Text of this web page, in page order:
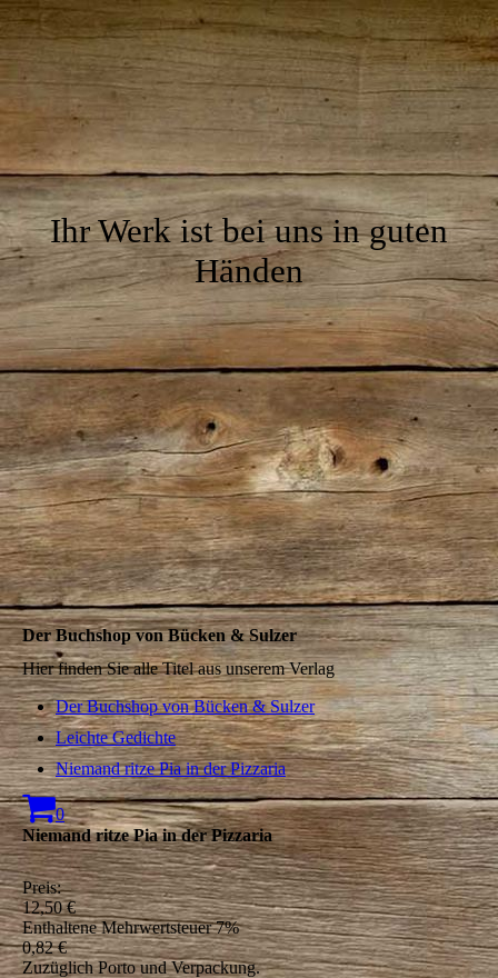
Ihr Werk ist bei uns in guten
Händen
Der Buchshop von Bücken & Sulzer
Hier finden Sie alle Titel aus unserem Verlag
Der Buchshop von Bücken & Sulzer
Leichte Gedichte
Niemand ritze Pia in der Pizzaria
0
Niemand ritze Pia in der Pizzaria
Preis:
12,50 €
Enthaltene Mehrwertsteuer 7%
0,82 €
Zuzüglich Porto und Verpackung.